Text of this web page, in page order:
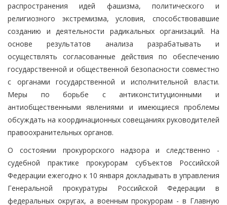
распространения идей фашизма, политического и
религиозного экстремизма, условия, способствовавшие
созданию и деятельности радикальных организаций. На
основе результатов анализа разрабатывать и
осуществлять согласованные действия по обеспечению
государственной и общественной безопасности совместно
с органами государственной и исполнительной власти.
Меры по борьбе с антиконституционными и
антиобщественными явлениями и имеющиеся проблемы
обсуждать на координационных совещаниях руководителей
правоохранительных органов.
О состоянии прокурорского надзора и следственно -
судебной практике прокурорам субъектов Российской
Федерации ежегодно к 10 января докладывать в управления
Генеральной прокуратуры Российской Федерации в
федеральных округах, а военным прокурорам - в Главную